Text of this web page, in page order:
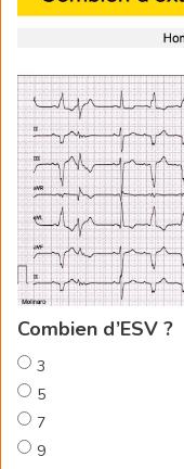
Combien d’ESV ?
3
5
7
9